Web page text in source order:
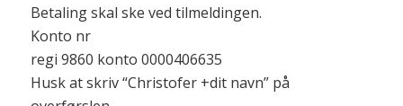
Betaling skal ske ved tilmeldingen.
Konto nr
regi 9860 konto 0000406635
Husk at skriv “Christofer +dit navn” på